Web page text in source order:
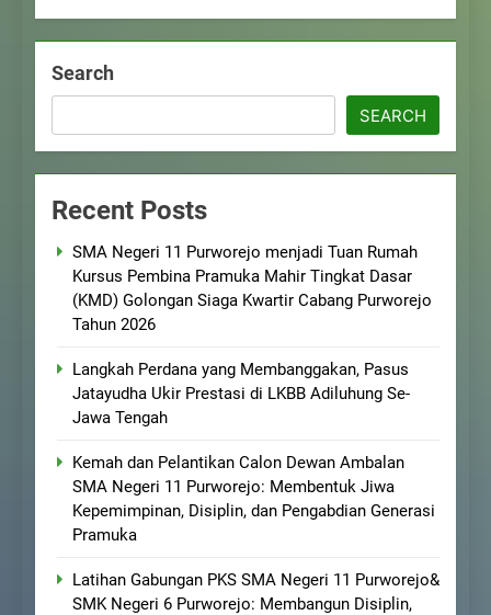
Search
SEARCH
Recent Posts
SMA Negeri 11 Purworejo menjadi Tuan Rumah
Kursus Pembina Pramuka Mahir Tingkat Dasar
(KMD) Golongan Siaga Kwartir Cabang Purworejo
Tahun 2026
Langkah Perdana yang Membanggakan, Pasus
Jatayudha Ukir Prestasi di LKBB Adiluhung Se-
Jawa Tengah
Kemah dan Pelantikan Calon Dewan Ambalan
SMA Negeri 11 Purworejo: Membentuk Jiwa
Kepemimpinan, Disiplin, dan Pengabdian Generasi
Pramuka
Latihan Gabungan PKS SMA Negeri 11 Purworejo&
SMK Negeri 6 Purworejo: Membangun Disiplin,